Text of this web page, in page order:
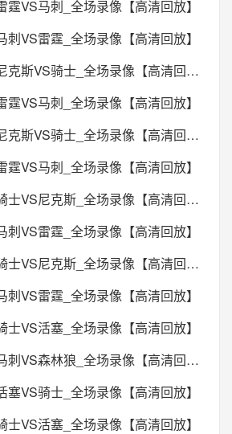
VS马刺_全场录像【高清回放】
VS雷霆_全场录像【高清回放】
2026年05月26日 尼克斯VS骑士_全场录像【高清回放】
VS马刺_全场录像【高清回放】
2026年05月24日 尼克斯VS骑士_全场录像【高清回放】
VS马刺_全场录像【高清回放】
2026年05月22日 骑士VS尼克斯_全场录像【高清回放】
VS雷霆_全场录像【高清回放】
2026年05月20日 骑士VS尼克斯_全场录像【高清回放】
VS雷霆_全场录像【高清回放】
VS活塞_全场录像【高清回放】
2026年05月16日 马刺VS森林狼_全场录像【高清回放】
VS骑士_全场录像【高清回放】
VS活塞_全场录像【高清回放】